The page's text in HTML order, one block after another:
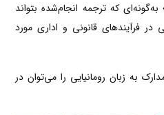
که ترجمه انجام‌شده بتواند
در فرآیندهای قانونی و اداری مورد
به زبان رومانیایی را می‌توان در